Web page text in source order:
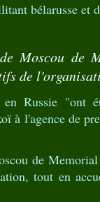
bélarusse et
Moscou de
de
Russie "ont
à l'agence de
de
tout en